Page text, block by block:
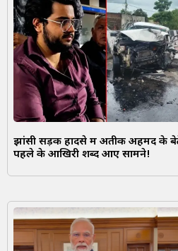
झांसी सड़क हादसे में अतीक अहमद के
पहले के आखिरी शब्द आए सामने!